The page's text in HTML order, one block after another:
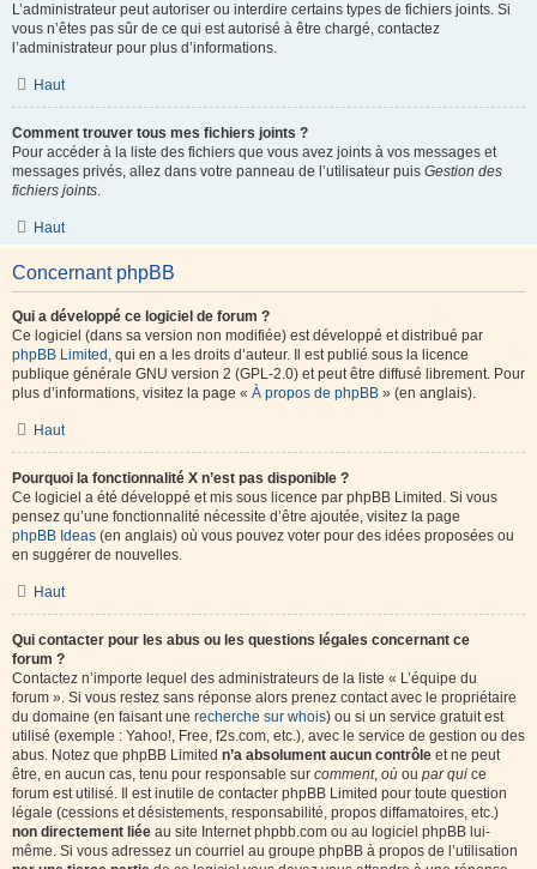
L’administrateur peut autoriser ou interdire certains types de fichiers joints. Si
vous n’êtes pas sûr de ce qui est autorisé à être chargé, contactez
l’administrateur pour plus d’informations.
Haut
Comment trouver tous mes fichiers joints ?
Pour accéder à la liste des fichiers que vous avez joints à vos messages et
messages privés, allez dans votre panneau de l’utilisateur puis Gestion des
fichiers joints.
Haut
Concernant phpBB
Qui a développé ce logiciel de forum ?
Ce logiciel (dans sa version non modifiée) est développé et distribué par
phpBB Limited , qui en a les droits d’auteur. Il est publié sous la licence
publique générale GNU version 2 (GPL-2.0) et peut être diffusé librement. Pour
plus d’informations, visitez la page « À propos de phpBB » (en anglais).
Haut
Pourquoi la fonctionnalité X n’est pas disponible ?
Ce logiciel a été développé et mis sous licence par phpBB Limited. Si vous
pensez qu’une fonctionnalité nécessite d’être ajoutée, visitez la page
phpBB Ideas (en anglais) où vous pouvez voter pour des idées proposées ou
en suggérer de nouvelles.
Haut
Qui contacter pour les abus ou les questions légales concernant ce
forum ?
Contactez n’importe lequel des administrateurs de la liste « L’équipe du
forum ». Si vous restez sans réponse alors prenez contact avec le propriétaire
du domaine (en faisant une recherche sur whois) ou si un service gratuit est
utilisé (exemple : Yahoo!, Free, f2s.com, etc.), avec le service de gestion ou des
abus. Notez que phpBB Limited n’a absolument aucun contrôle et ne peut
être, en aucun cas, tenu pour responsable sur comment, où ou par qui ce
forum est utilisé. Il est inutile de contacter phpBB Limited pour toute question
légale (cessions et désistements, responsabilité, propos diffamatoires, etc.)
non directement liée au site Internet phpbb.com ou au logiciel phpBB lui-
même. Si vous adressez un courriel au groupe phpBB à propos de l’utilisation